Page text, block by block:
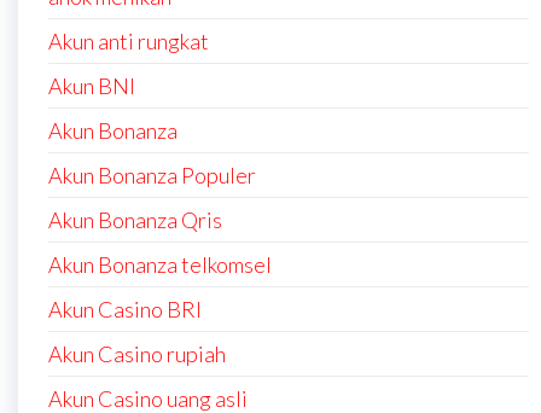
Akun anti rungkat
Akun BNI
Akun Bonanza
Akun Bonanza Populer
Akun Bonanza Qris
Akun Bonanza telkomsel
Akun Casino BRI
Akun Casino rupiah
Akun Casino uang asli